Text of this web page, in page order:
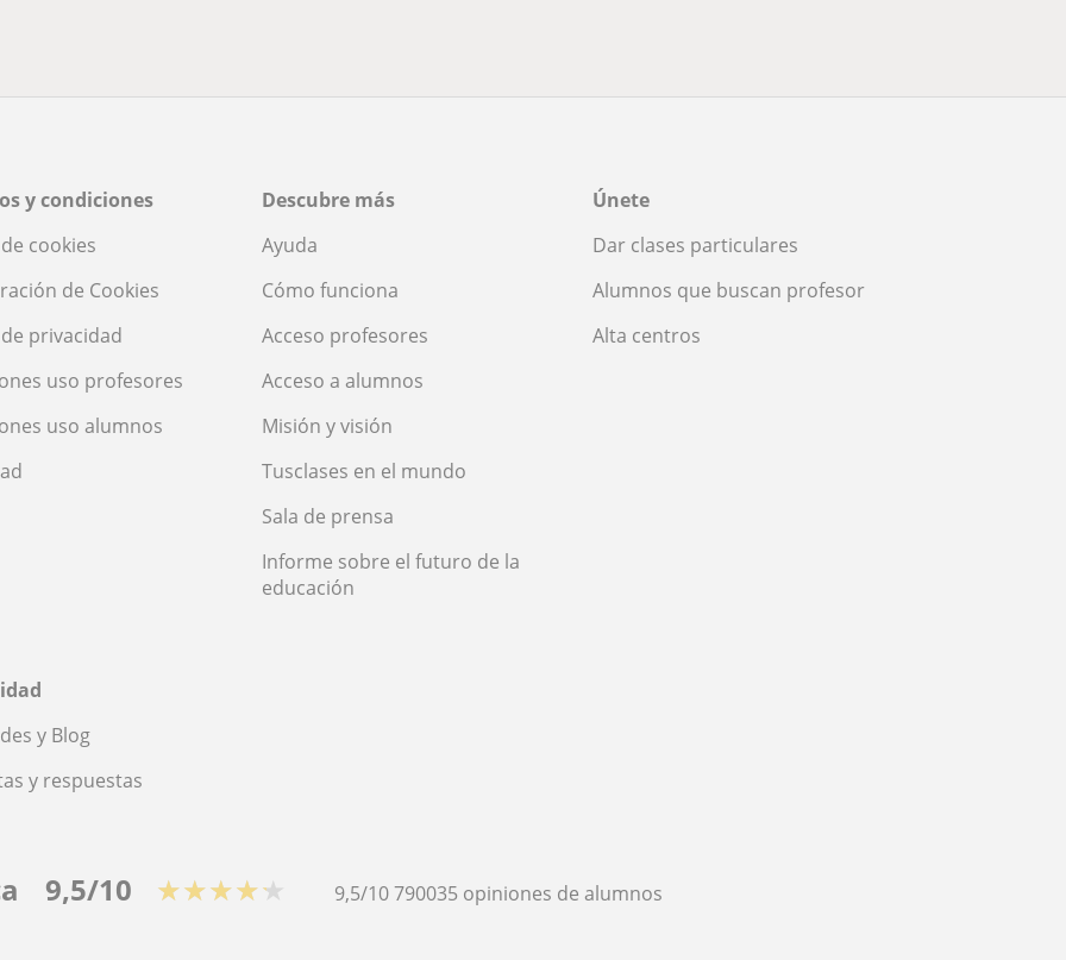
y condiciones
cookies
de Cookies
privacidad
uso profesores
uso alumnos
Descubre más
Ayuda
Cómo funciona
Acceso profesores
Acceso a alumnos
Misión y visión
Tusclases en el mundo
Sala de prensa
Informe sobre el futuro de la
educación
Únete
Dar clases particulares
Alumnos que buscan profesor
Alta centros
y Blog
y respuestas
9,5/10 ★★★★★ 9,5/10790035 opiniones de alumnos